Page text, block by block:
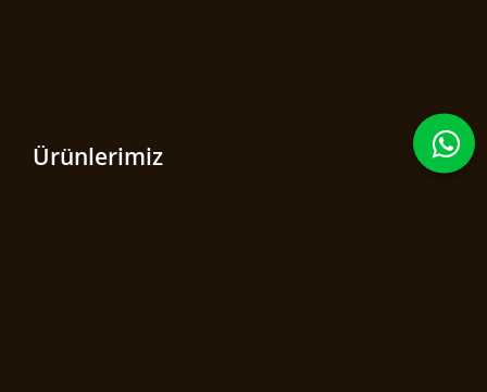
Ürünlerimiz